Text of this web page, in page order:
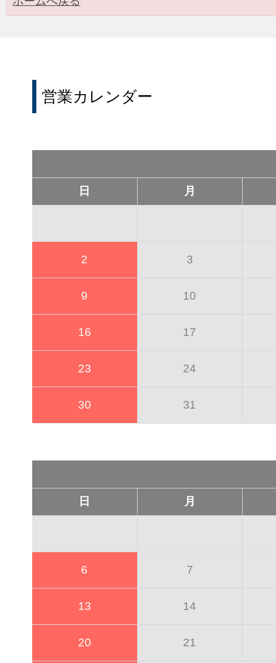
営業カレンダー
日 月
2 3
9 10
16 17
23 24
30 31
日 月
6 7
13 14
20 21